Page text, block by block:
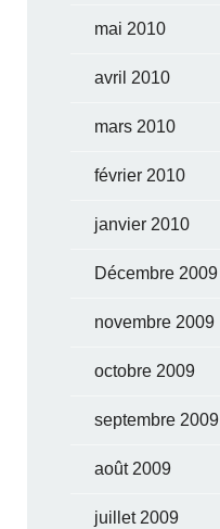
mai 2010
avril 2010
mars 2010
février 2010
janvier 2010
Décembre 2009
novembre 2009
octobre 2009
septembre 2009
août 2009
juillet 2009